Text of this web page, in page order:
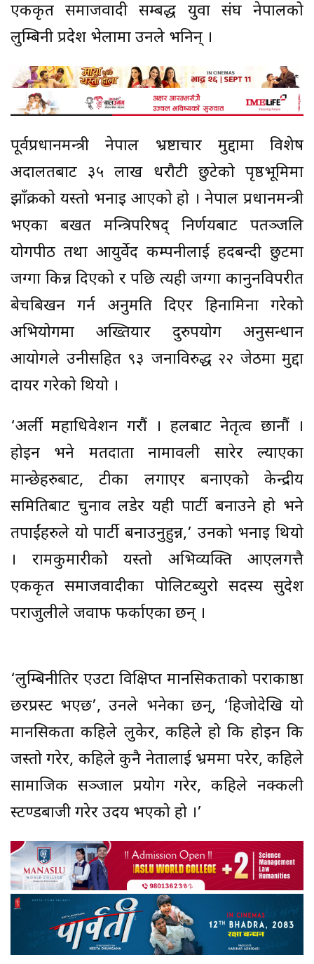
एकीकृत समाजवादी सम्बद्ध युवा संघ नेपालको
लुम्बिनी प्रदेश भेलामा उनले भनिन् ।
पूर्वप्रधानमन्त्री नेपाल भ्रष्टाचार मुद्दामा विशेष
अदालतबाट ३५ लाख धरौटी छुटेको पृष्ठभूमिमा
झाँक्रीको यस्तो भनाइ आएको हो । नेपाल प्रधानमन्त्री
भएका बखत मन्त्रिपरिषद् निर्णयबाट पतञ्जलि
योगपीठ तथा आयुर्वेद कम्पनीलाई हदबन्दी छुटमा
जग्गा किन्न दिएको र पछि त्यही जग्गा कानुनविपरीत
बेचबिखन गर्न अनुमति दिएर हिनामिना गरेको
अभियोगमा अख्तियार दुरुपयोग अनुसन्धान
आयोगले उनीसहित ९३ जनाविरुद्ध २२ जेठमा मुद्दा
दायर गरेको थियो ।
‘अर्ली महाधिवेशन गरौं । हलबाट नेतृत्व छानौं ।
होइन भने मतदाता नामावली सारेर ल्याएका
मान्छेहरुबाट, टीका लगाएर बनाएको केन्द्रीय
समितिबाट चुनाव लडेर यही पार्टी बनाउने हो भने
तपाईंहरुले यो पार्टी बनाउनुहुन्न,’ उनको भनाइ थियो
। रामकुमारीको यस्तो अभिव्यक्ति आएलगत्तै
एकीकृत समाजवादीका पोलिटब्युरो सदस्य सुदेश
पराजुलीले जवाफ फर्काएका छन् ।
‘लुम्बिनीतिर एउटा विक्षिप्त मानसिकताको पराकाष्ठा
छरप्रस्ट भएछ’, उनले भनेका छन्, ‘हिजोदेखि यो
मानसिकता कहिले लुकेर, कहिले हो कि होइन कि
जस्तो गरेर, कहिले कुनै नेतालाई भ्रममा परेर, कहिले
सामाजिक सञ्जाल प्रयोग गरेर, कहिले नक्कली
स्टण्डबाजी गरेर उदय भएको हो ।’